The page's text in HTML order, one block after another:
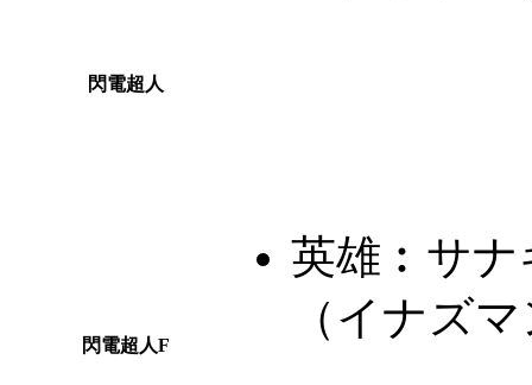
閃電超人
英雄︰ サナ
（イナズ
閃電超人F